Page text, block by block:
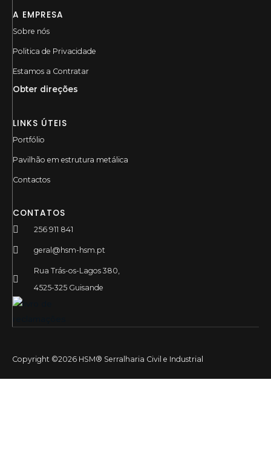
A EMPRESA
Sobre nós
Politica de Privacidade
Estamos a Contratar
Obter direções
LINKS ÚTEIS
Portfólio
Pavilhão em estrutura metálica
Contactos
CONTATOS
256 911 841
geral@hsm-hsm.pt
Rua Trás-os-Lagos 380,
4525-325 Guisande
Copyright ©2026 HSM® Serralharia Civil e Industrial